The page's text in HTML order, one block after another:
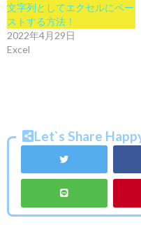
文字列としてエクセルにペー
ストする方法！
2022年4月29日
Excel
Let`s Share